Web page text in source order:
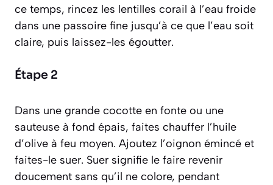
ce temps, rincez les lentilles corail à l’eau froide
dans une passoire fine jusqu’à ce que l’eau soit
claire, puis laissez-les égoutter.
Étape 2
Dans une grande cocotte en fonte ou une
sauteuse à fond épais, faites chauffer l’huile
d’olive à feu moyen. Ajoutez l’oignon émincé et
faites-le suer. Suer signifie le faire revenir
doucement sans qu’il ne colore, pendant